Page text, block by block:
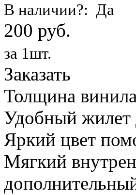
В наличии?: Да
200 руб.
за 1шт.
Заказать
Толщина
Удобный жилет
Яркий цвет
Мягкий